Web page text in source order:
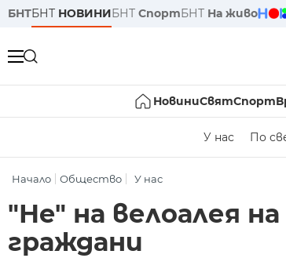
БНТБНТ НОВИНИБНТ СпортБНТ На живо
НовиниСвятСпорт
У нас По
Начало Общество У нас
"Не" на велоалея
граждани